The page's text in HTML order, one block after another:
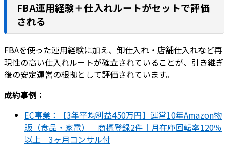
FBA運用経験＋仕入れルートがセットで評価
される
FBAを使った運用経験に加え、卸仕入れ・店舗仕入れなど再
現性の高い仕入れルートが確立されていることが、引き継ぎ
後の安定運営の根拠として評価されています。
成約事例：
EC事業：【3年平均利益450万円】運営10年Amazon物
販（食品・家電）｜商標登録2件｜月在庫回転率120％
以上｜3ヶ月コンサル付